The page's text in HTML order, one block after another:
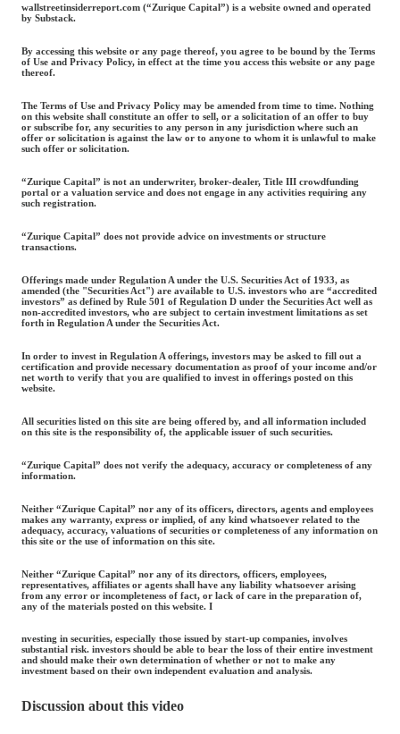
wallstreetinsiderreport.com (“Zurique Capital”) is a website owned and operated
by Substack.
By accessing this website or any page thereof, you agree to be bound by the Terms
of Use and Privacy Policy, in effect at the time you access this website or any page
thereof.
The Terms of Use and Privacy Policy may be amended from time to time. Nothing
on this website shall constitute an offer to sell, or a solicitation of an offer to buy
or subscribe for, any securities to any person in any jurisdiction where such an
offer or solicitation is against the law or to anyone to whom it is unlawful to make
such offer or solicitation.
“Zurique Capital” is not an underwriter, broker-dealer, Title III crowdfunding
portal or a valuation service and does not engage in any activities requiring any
such registration.
“Zurique Capital” does not provide advice on investments or structure
transactions.
Offerings made under Regulation A under the U.S. Securities Act of 1933, as
amended (the "Securities Act") are available to U.S. investors who are “accredited
investors” as defined by Rule 501 of Regulation D under the Securities Act well as
non-accredited investors, who are subject to certain investment limitations as set
forth in Regulation A under the Securities Act.
In order to invest in Regulation A offerings, investors may be asked to fill out a
certification and provide necessary documentation as proof of your income and/or
net worth to verify that you are qualified to invest in offerings posted on this
website.
All securities listed on this site are being offered by, and all information included
on this site is the responsibility of, the applicable issuer of such securities.
“Zurique Capital” does not verify the adequacy, accuracy or completeness of any
information.
Neither “Zurique Capital” nor any of its officers, directors, agents and employees
makes any warranty, express or implied, of any kind whatsoever related to the
adequacy, accuracy, valuations of securities or completeness of any information on
this site or the use of information on this site.
Neither “Zurique Capital” nor any of its directors, officers, employees,
representatives, affiliates or agents shall have any liability whatsoever arising
from any error or incompleteness of fact, or lack of care in the preparation of,
any of the materials posted on this website. I
nvesting in securities, especially those issued by start-up companies, involves
substantial risk. investors should be able to bear the loss of their entire investment
and should make their own determination of whether or not to make any
investment based on their own independent evaluation and analysis.
Discussion about this video